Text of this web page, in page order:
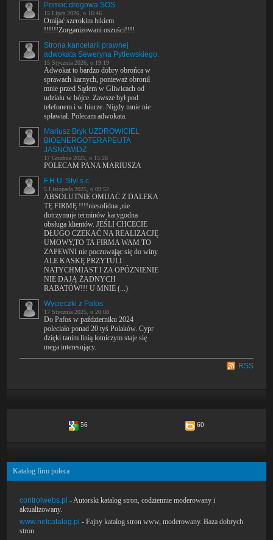
Pomoc drogowa SOS
15 Lipca 2026, o 16:46
Omijać szerokim łukiem
!!!!!!Zorganizowani oszuści!!!!
Strona kancelarii prawnej
adwokata Seweryna Pytlewskiego.
15 Stycznia 2026, o 19:19
Adwokat to bardzo dobry obrońca w
sprawach karnych, ponieważ obronił
mnie przed Sądem w Gliwicach od
udziału w bójce. Zawsze był pod
telefonem i w biurze. Nigdy mnie nie
spławiał. Polecam adwokata.
Mariusz Bryk UZDROWICIEL
BIOENERGOTERAPEUTA
JASNOWIDZ
17 Grudnia 2025, o 15:26
POLECAM PANA MARIUSZA
F.H.U. Styl s.c.
5 Listopada 2025, o 09:52
ABSOLUTNIE OMIJAĆ Z DALEKA
TĘ FIRMĘ !!!!niesolidna ,nie
dotrzymuje terminów karygodna
obsługa klientów. JEŚLI CHCECIE
DŁUGO CZEKAĆ NA REALIZACJĘ
UMOWY,TO TA FIRMA WAM TO
ZAPEWNI nie poczuwając się do winy
ALE KASKĘ PRZYTULI
NATYCHMIAST I ZA OPÓŻNIENIE
NIE DAJĄ ŻADNYCH
RABATÓW!!! U MNIE (...)
Wycieczki z Pafos
17 Stycznia 2025, o 20:08
Do Pafos w październiku 2024
poleciało ponad 20 tyś Polaków. Cypr
dzięki tanim linią lotniczym staje się
mega interesujący.
RSS
56 60
Katalog firm poleca
controlwebs.pl - Autorski katalog stron, codziennie moderowany i
aktualizowany.
www.netcatalog.pl - Fajny katalog stron www, moderowany. Baza dobrych
stron.